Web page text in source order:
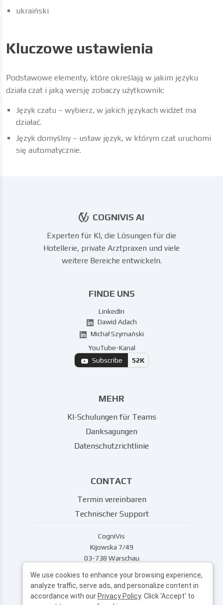
ukraiński
Kluczowe ustawienia
Podstawowe elementy, które określają w jakim języku
działa czat i jaką wersję zobaczy użytkownik:
Język czatu – wybierz, w jakich językach widżet ma
działać.
Język domyślny – ustaw język, w którym czat uruchomi
się automatycznie.
COGNIVIS AI
Experten für KI, die Lösungen für die
Hotellerie, private Arztpraxen und viele
weitere Bereiche entwickeln.
FINDE UNS
LinkedIn
Dawid Adach
Michał Szymański
YouTube-Kanal
Subscribe
52K
MEHR
KI-Schulungen für Teams
Danksagungen
Datenschutzrichtlinie
CONTACT
Termin vereinbaren
Technischer Support
CogniVis
Kijowska 7/49
03-738 Warschau
We use cookies to enhance your browsing experience,
analyze traffic, serve ads, and personalize content in
accordance with ourPrivacy Policy. Click 'Accept' to